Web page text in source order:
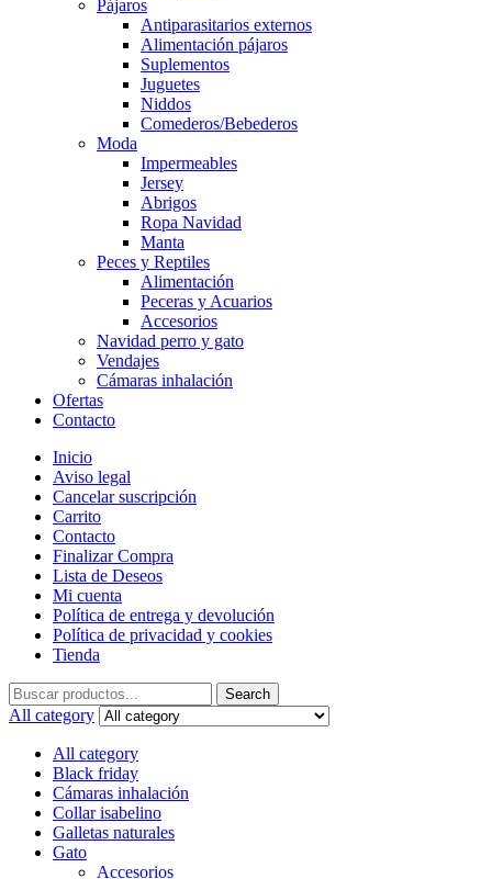
Pájaros
Antiparasitarios externos
Alimentación pájaros
Suplementos
Juguetes
Niddos
Comederos/Bebederos
Moda
Impermeables
Jersey
Abrigos
Ropa Navidad
Manta
Peces y Reptiles
Alimentación
Peceras y Acuarios
Accesorios
Navidad perro y gato
Vendajes
Cámaras inhalación
Ofertas
Contacto
Inicio
Aviso legal
Cancelar suscripción
Carrito
Contacto
Finalizar Compra
Lista de Deseos
Mi cuenta
Política de entrega y devolución
Política de privacidad y cookies
Tienda
Search
for:
Search
All category
All category
Black friday
Cámaras inhalación
Collar isabelino
Galletas naturales
Gato
Accesorios